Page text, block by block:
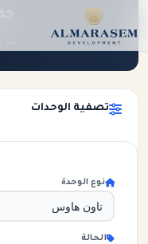
الرئيسية الوحدات
تصفية الوحدات
نوع الوحدة
الحالة